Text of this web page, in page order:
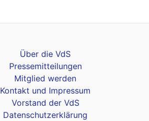
Über die VdS
Pressemitteilungen
Mitglied werden
Kontakt und Impressum
Vorstand der VdS
Datenschutzerklärung